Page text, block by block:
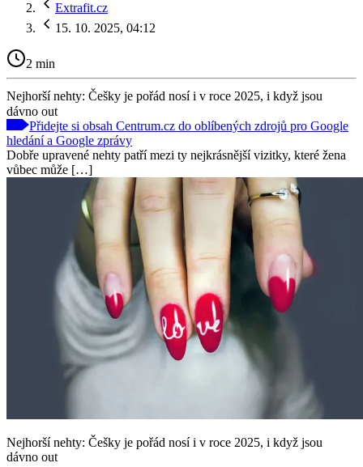
Extrafit.cz
15. 10. 2025, 04:12
2 min
Nejhorší nehty: Češky je pořád nosí i v roce 2025, i když jsou
dávno out
Přidejte si obsah Centrum.cz do oblíbených zdrojů pro Google
hledání a Google zprávy
Dobře upravené nehty patří mezi ty nejkrásnější vizitky, které žena
vůbec může […]
Nejhorší nehty: Češky je pořád nosí i v roce 2025, i když jsou
dávno out